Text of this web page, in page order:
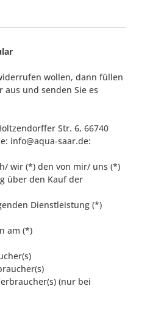
wollen, dann füllen
aus und senden Sie es
Str. 6, 66740
info@aqua-saar.de:
wir (*) den von mir/ uns (*)
über den Kauf der
Dienstleistung (*)
am (*)
(nur bei